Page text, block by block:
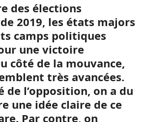
des élections
2019, les états majors
camps politiques
une victoire
côté de la mouvance,
très avancées.
de l’opposition, on a du
une idée claire de ce
Par contre, on